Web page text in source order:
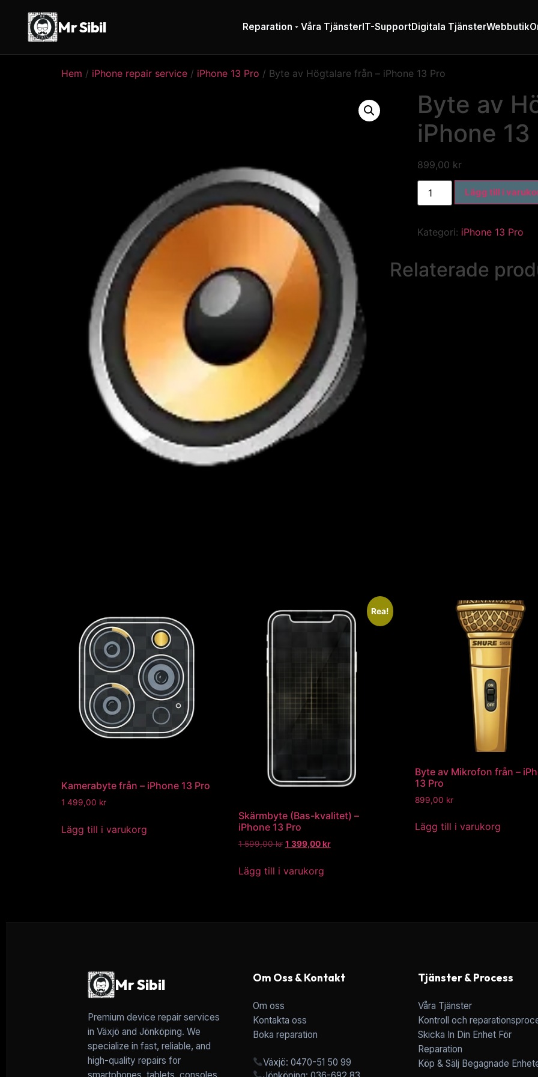
Mr Sibil Reparation Våra TjänsterIT-SupportDigitala TjänsterWebbutik
Hem / iPhone repair service / iPhone 13 Pro / Byte av Högtalare från – iPhone 13 Pro
Byte av
iPhone 13
899,00 kr
Lägg till i
Kategori: iPhone 13 Pro
Relaterade
Kamerabyte från – iPhone 13 Pro
1 499,00 kr
Lägg till i varukorg
Rea!
Skärmbyte (Bas-kvalitet) –
iPhone 13 Pro
1 599,00kr 1 399,00kr
Lägg till i varukorg
Byte av Mikrofon från –
13 Pro
899,00 kr
Lägg till i varukorg
Mr Sibil
Premium device repair services
in Växjö and Jönköping. We
specialize in fast, reliable, and
high-quality repairs for
Om Oss & Kontakt
Om oss
Kontakta oss
Boka reparation
Växjö: 0470-51 50 99
Tjänster & Process
Våra Tjänster
Kontroll och
Skicka In Din Enhet För
Reparation
Köp & Sälj Begagnade